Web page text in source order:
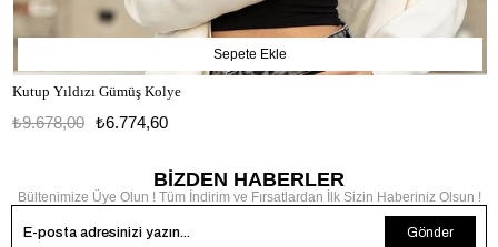
Kutup Yıldızı Gümüş Kolye
₺6.774,60
₺9.678,00
Sepete Ekle
BİZDEN HABERLER
Bültenimize Üye Olun ! Tüm İndirim ve Fırsatlardan İlk Sizin Haberiniz Olsun !
Gönder